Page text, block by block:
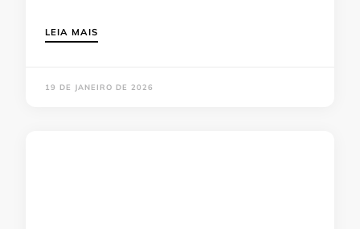
LEIA MAIS
19 DE JANEIRO DE 2026